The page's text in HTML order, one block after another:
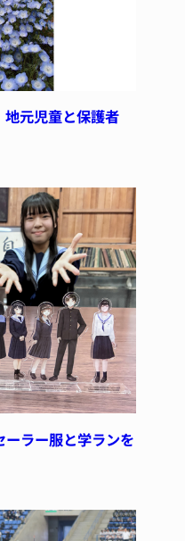
元児童と保護者
ラー服と学ランを